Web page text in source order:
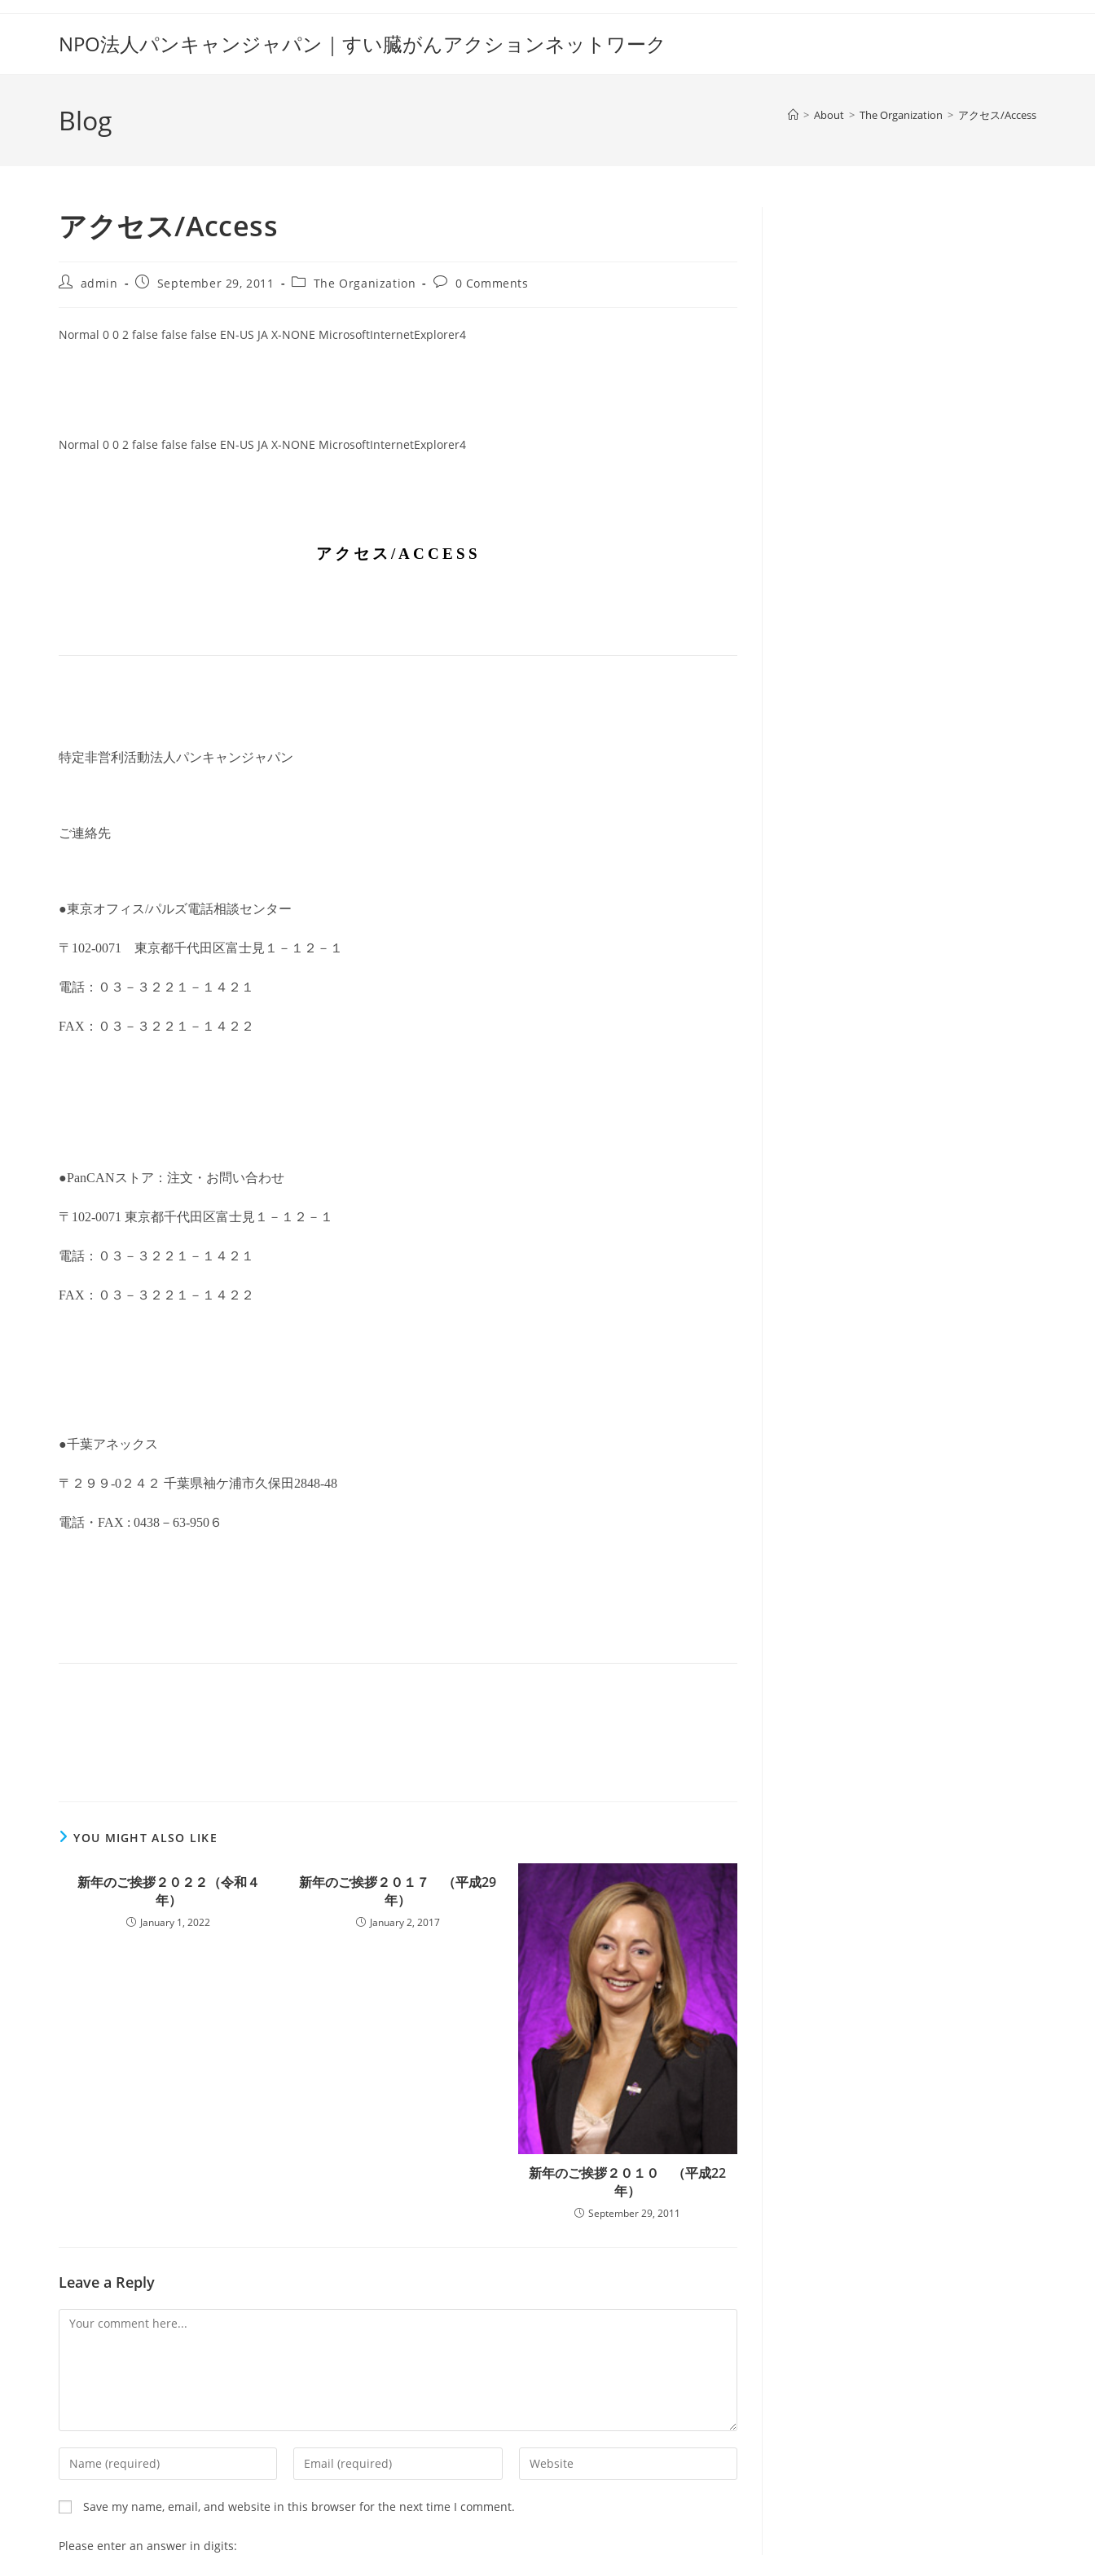
NPO法人パンキャンジャパン｜すい臓がんアクションネットワーク
Blog > About > The Organization > アクセス/Access
アクセス/Access
Postadmin
PostSeptember 29, 2011
PostThe Organization
Post0 Comments
Normal 0 0 2 false false false EN-US JA X-NONE MicrosoftInternetExplorer4
Normal 0 0 2 false false false EN-US JA X-NONE MicrosoftInternetExplorer4
アクセス /ACCESS
特定非営利活動法人 パンキャンジャパン
ご連絡先
●東京オフィス/パルズ電話相談センター
〒102-0071 東京都千代田区富士見１－１２－１
電話：０３－３２２１－１４２１
FAX：０３－３２２１－１４２２
●PanCANストア：注文・お問い合わせ
〒 102-0071 東京都千代田区富士見１－１２－１
電話：０３－３２２１－１４２１
FAX：０３－３２２１－１４２２
●千葉アネックス
〒 ２９９-0２４２ 千葉県袖ケ浦市久保田 2848-48
電話・ FAX : 0438 － 63-950６
YOU MIGHT ALSO LIKE
新年のご挨拶２０２２（令和４
年）
January 1, 2022
新年のご挨拶２０１７ （平成29
年）
January 2, 2017
新年のご挨拶２０１０ （平成22
年）
September 29, 2011
Leave a Reply
Comment
Enter
your
name
or
username
Enter
your
Enter
your
Save my name, email, and website in this browser for the next time I comment.
Please enter an answer in digits: